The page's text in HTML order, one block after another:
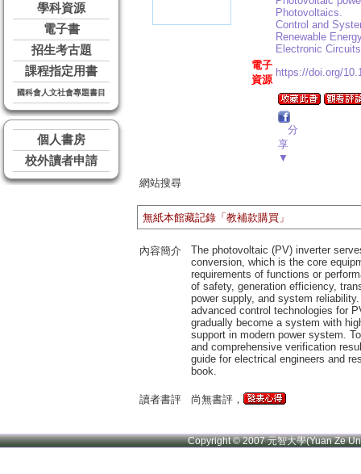
學科資源
電子書
招生考古題
課程指定用書
國科會人文社會專題書目
個人書房
校外讀者申請
Photovoltaics.
Control and
Renewable
Electronic
電子
資源
https://doi.org/
分
享
▼
網站搜尋
無紙本館藏記錄「教補款購買」
內容簡介
The photovoltaic (PV) inverter
conversion, which is the core
requirements of functions or
of safety, generation efficiency,
power supply, and system
advanced control technologies for
gradually become a system with
support in modern power system.
and comprehensive verification
guide for electrical engineers and
book.
讀者書評 尚無書評，
Copyright © 2007 元智大學(Yuan Ze